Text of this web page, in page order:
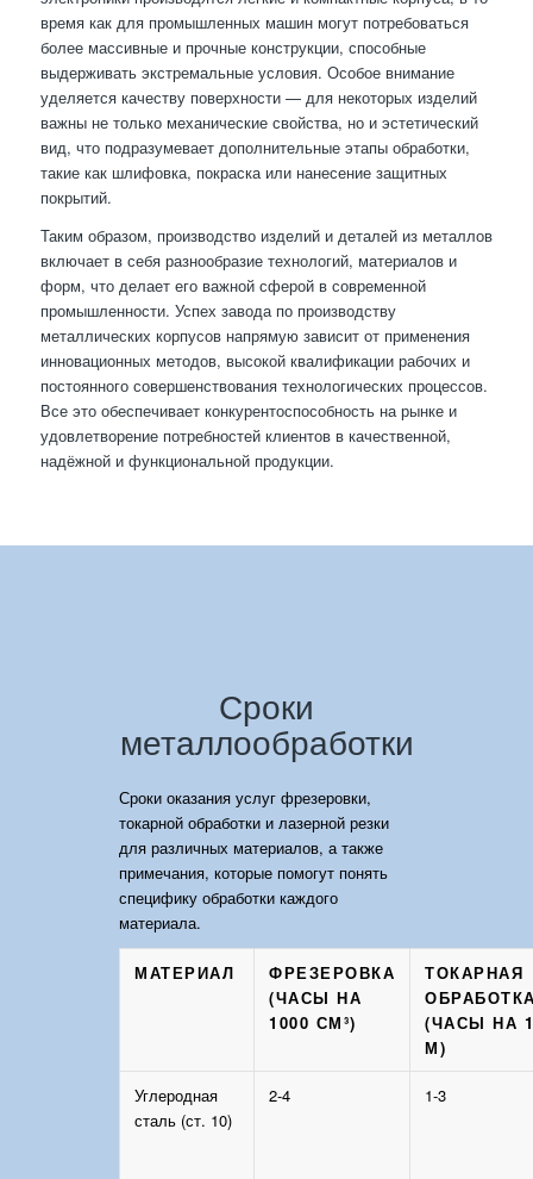
время как для промышленных машин могут потребоваться
более массивные и прочные конструкции, способные
выдерживать экстремальные условия. Особое внимание
уделяется качеству поверхности — для некоторых изделий
важны не только механические свойства, но и эстетический
вид, что подразумевает дополнительные этапы обработки,
такие как шлифовка, покраска или нанесение защитных
покрытий.
Таким образом, производство изделий и деталей из металлов
включает в себя разнообразие технологий, материалов и
форм, что делает его важной сферой в современной
промышленности. Успех завода по производству
металлических корпусов напрямую зависит от применения
инновационных методов, высокой квалификации рабочих и
постоянного совершенствования технологических процессов.
Все это обеспечивает конкурентоспособность на рынке и
удовлетворение потребностей клиентов в качественной,
надёжной и функциональной продукции.
Сроки
металлообработки
Сроки оказания услуг фрезеровки,
токарной обработки и лазерной резки
для различных материалов, а также
примечания, которые помогут понять
специфику обработки каждого
материала.
МАТЕРИАЛ
ФРЕЗЕРОВКА
(ЧАСЫ НА
1000 СМ³)
ТОКАРНАЯ
(ЧАСЫ НА 1
М)
Углеродная
сталь (ст. 10)
2-4 1-3